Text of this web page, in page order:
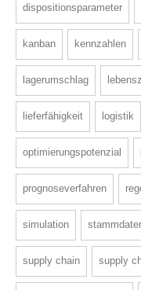
dispositionsparameter
kanban kennzahlen
lagerumschlag
lieferfähigkeit logistik
optimierungspotenzial
prognoseverfahren
simulation
supply chain supply